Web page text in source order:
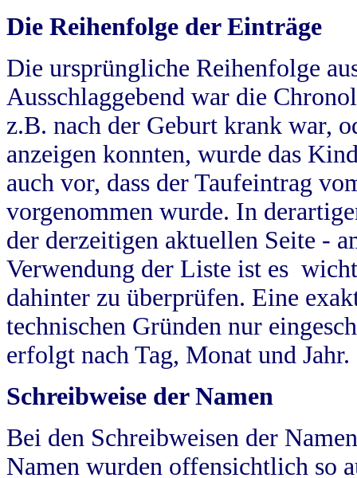
Die Reihenfolge der Einträge
Die ursprüngliche Reihenfolge
Ausschlaggebend war die
z.B. nach der Geburt krank war,
anzeigen konnten, wurde das
auch vor, dass der Taufeintrag
vorgenommen wurde. In
der derzeitigen aktuellen Seite -
Verwendung der Liste ist es
dahinter zu überprüfen. Eine
technischen Gründen nur
erfolgt nach Tag, Monat und Jahr.
Schreibweise der Namen
Bei den Schreibweisen der
Namen wurden offensichtlich so